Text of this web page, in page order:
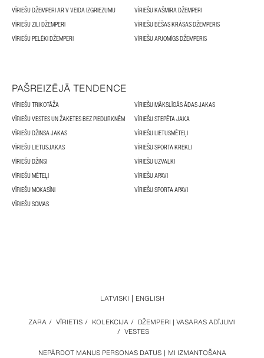
VĪRIEŠU DŽEMPERI AR V VEIDA IZGRIEZUMU
VĪRIEŠU KAŠMIRA DŽEMPERI
VĪRIEŠU ZILI DŽEMPERI
VĪRIEŠU BĒŠAS KRĀSAS DŽEMPERIS
VĪRIEŠU PELĒKI DŽEMPERI
VĪRIEŠU APJOMĪGS DŽEMPERIS
PAŠREIZĒJĀ TENDENCE
VĪRIEŠU TRIKOTĀŽA
VĪRIEŠU MĀKSLĪGĀS ĀDAS JAKAS
VĪRIEŠU VESTES UN ŽAKETES BEZ PIEDURKNĒM
VĪRIEŠU STEPĒTA JAKA
VĪRIEŠU DŽINSA JAKAS
VĪRIEŠU LIETUSMĒTEĻI
VĪRIEŠU LIETUSJAKAS
VĪRIEŠU SPORTA KREKLI
VĪRIEŠU DŽINSI
VĪRIEŠU UZVALKI
VĪRIEŠU MĒTEĻI
VĪRIEŠU APAVI
VĪRIEŠU MOKASĪNI
VĪRIEŠU SPORTA APAVI
VĪRIEŠU SOMAS
NEPĀRDOT MANUS PERSONAS DATUS MI IZMANTOŠANA
ZARA / VĪRIETIS / KOLEKCIJA / DŽEMPERI | VASARAS ADĪJUMI
/ VESTES
LATVISKI ENGLISH